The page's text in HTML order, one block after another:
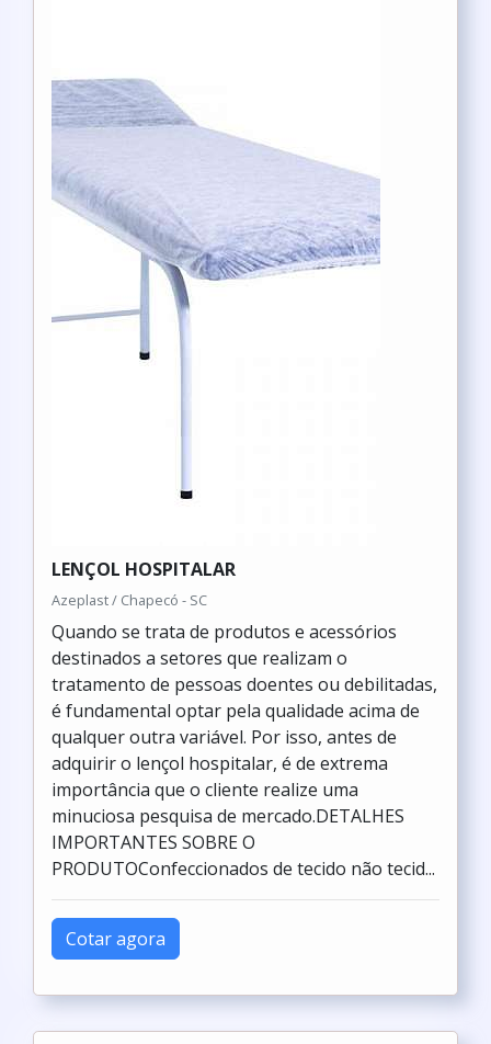
LENÇOL HOSPITALAR
Azeplast / Chapecó - SC
Quando se trata de produtos e acessórios
destinados a setores que realizam o
tratamento de pessoas doentes ou debilitadas,
é fundamental optar pela qualidade acima de
qualquer outra variável. Por isso, antes de
adquirir o lençol hospitalar, é de extrema
importância que o cliente realize uma
minuciosa pesquisa de mercado.DETALHES
IMPORTANTES SOBRE O
PRODUTOConfeccionados de tecido não tecid...
Cotar agora